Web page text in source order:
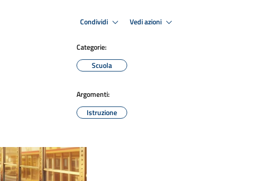
Condividi Vedi azioni
Categorie:
Scuola
Argomenti:
Istruzione